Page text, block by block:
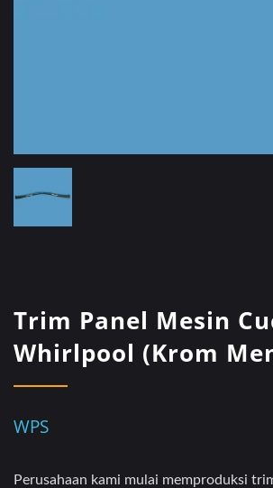
Trim Panel Mesin
Whirlpool (Krom
WPS
Perusahaan kami mulai memproduksi